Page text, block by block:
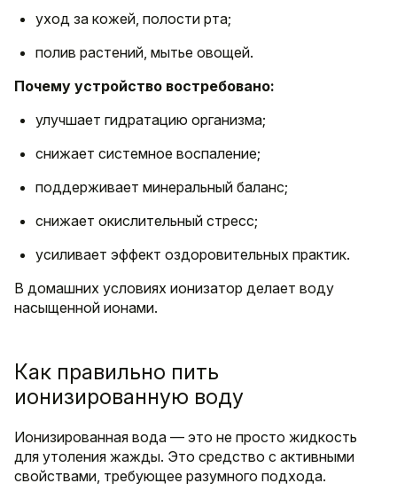
уход за кожей, полости рта;
полив растений, мытье овощей.
Почему устройство востребовано:
улучшает гидратацию организма;
снижает системное воспаление;
поддерживает минеральный баланс;
снижает окислительный стресс;
усиливает эффект оздоровительных практик.
В домашних условиях ионизатор делает воду
насыщенной ионами.
Как правильно пить
ионизированную воду
Ионизированная вода — это не просто жидкость
для утоления жажды. Это средство с активными
свойствами, требующее разумного подхода.